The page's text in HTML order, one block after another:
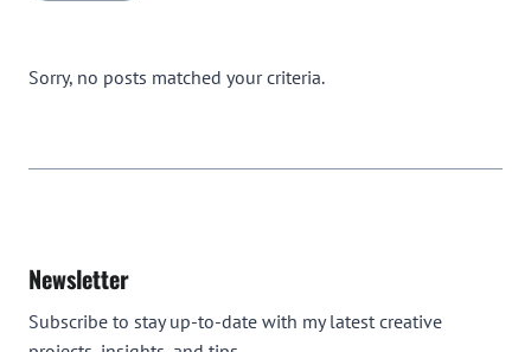
Sorry, no posts matched your criteria.
Newsletter
Subscribe to stay up-to-date with my latest creative